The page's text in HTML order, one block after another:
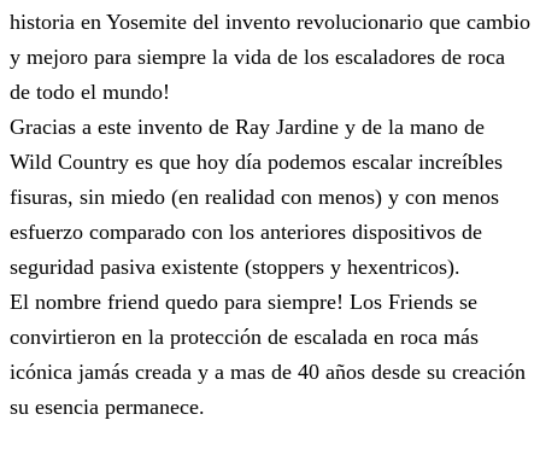
historia en Yosemite del invento revolucionario que cambio
y mejoro para siempre la vida de los escaladores de roca
de todo el mundo!
Gracias a este invento de Ray Jardine y de la mano de
Wild Country es que hoy día podemos escalar increíbles
fisuras, sin miedo (en realidad con menos) y con menos
esfuerzo comparado con los anteriores dispositivos de
seguridad pasiva existente (stoppers y hexentricos).
El nombre friend quedo para siempre! Los Friends se
convirtieron en la protección de escalada en roca más
icónica jamás creada y a mas de 40 años desde su creación
su esencia permanece.